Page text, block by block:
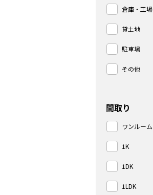
倉庫・工場
貸土地
駐車場
その他
間取り
ワンルーム
1K
1DK
1LDK